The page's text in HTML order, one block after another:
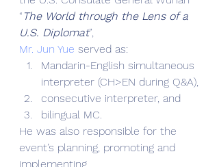
“ The World through the Lens of a
U.S. Diplomat”,
Mr. Jun Yue served as:
Mandarin-English simultaneous
interpreter (CH>EN during Q&A),
consecutive interpreter, and
bilingual MC.
He was also responsible for the
event’s planning, promoting and
implementing.